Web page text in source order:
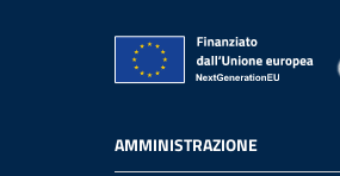
AMMINISTRAZIONE